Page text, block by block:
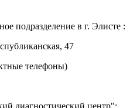
подразделение в г. Элисте :
47
телефоны)
диагностический центр":